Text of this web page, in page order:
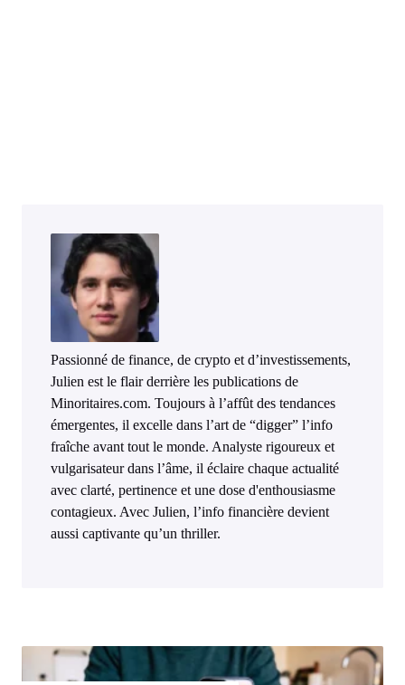
Passionné de finance, de crypto et d’investissements,
Julien est le flair derrière les publications de
Minoritaires.com. Toujours à l’affût des tendances
émergentes, il excelle dans l’art de “digger” l’info
fraîche avant tout le monde. Analyste rigoureux et
vulgarisateur dans l’âme, il éclaire chaque actualité
avec clarté, pertinence et une dose d'enthousiasme
contagieux. Avec Julien, l’info financière devient
aussi captivante qu’un thriller.